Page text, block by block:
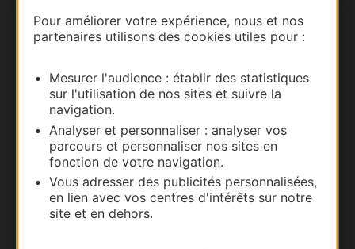
Pour améliorer votre expérience, nous et nos
partenaires utilisons des cookies utiles pour :
Mesurer l'audience : établir des statistiques
sur l'utilisation de nos sites et suivre la
navigation.
Analyser et personnaliser : analyser vos
parcours et personnaliser nos sites en
fonction de votre navigation.
Vous adresser des publicités personnalisées,
en lien avec vos centres d'intérêts sur notre
site et en dehors.
Nous contacter
Documentation